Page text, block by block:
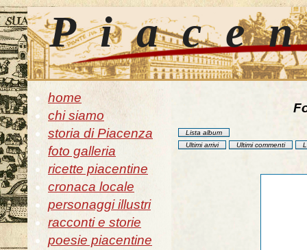
home
chi siamo
storia di Piacenza
foto galleria
ricette piacentine
cronaca locale
personaggi illustri
racconti e storie
poesie piacentine
Lista album
Ultimi arrivi
Ultimi commenti